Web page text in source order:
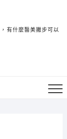
有什麼醫美撇步可以